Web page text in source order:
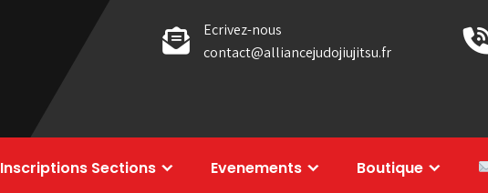
Ecrivez-nous
contact@alliancejudojiujitsu.fr
Inscriptions Sections Evenements Boutique